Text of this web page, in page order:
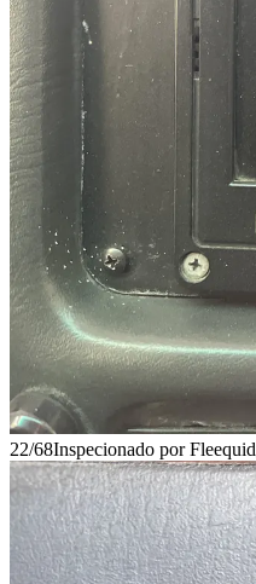
22/68Inspecionado por Fleequid